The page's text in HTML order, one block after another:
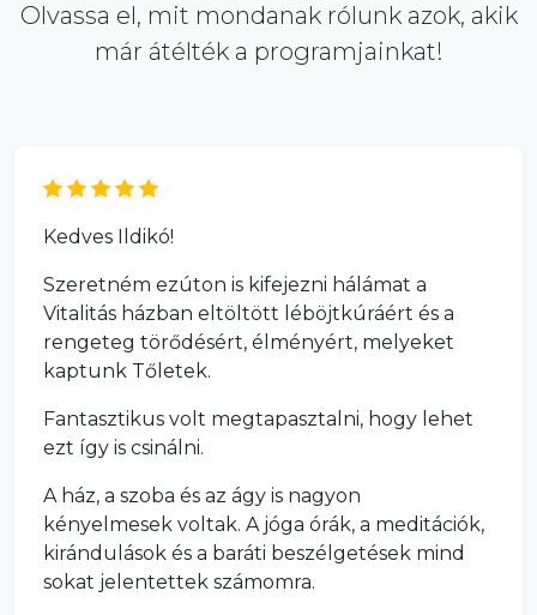
Olvassa el, mit mondanak rólunk azok, akik
már átélték a programjainkat!
Kedves Ildikó!
Szeretném ezúton is kifejezni hálámat a
Vitalitás házban eltöltött léböjtkúráért és a
rengeteg törődésért, élményért, melyeket
kaptunk Tőletek.
Fantasztikus volt megtapasztalni, hogy lehet
ezt így is csinálni.
A ház, a szoba és az ágy is nagyon
kényelmesek voltak. A jóga órák, a meditációk,
kirándulások és a baráti beszélgetések mind
sokat jelentettek számomra.